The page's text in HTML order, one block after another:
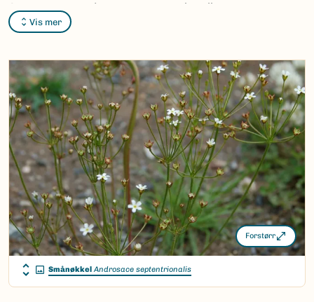
Vis mer
Synonymer:
Androsace septentrionalis
gormanii(Greene) Á.Löve &
D.Löve
Bokmål:smånøkkel
Nynorsk:smånøkkel
Nordsamisk/Davvisámegiella:čievranásti
Vitenskapelig navn ID:101869
Takson ID:130316
Gå til Nortaxa for flere detaljer
(Ekstern lenke)
Forstørr
Smånøkkel Androsace septentrionalis